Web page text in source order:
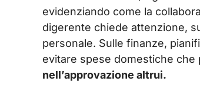
evidenziando come la
digerente chiede attenzione,
personale. Sulle finanze,
evitare spese domestiche che
nell’approvazione altrui.